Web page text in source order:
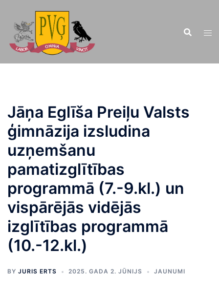
saturu
Jāņa Eglīša Preiļu Valsts
ģimnāzija izsludina
uzņemšanu
pamatizglītības
programmā (7.-9.kl.) un
vispārējās vidējās
izglītības programmā
(10.-12.kl.)
BY JURIS ERTS 2025. GADA 2. JŪNIJS JAUNUMI